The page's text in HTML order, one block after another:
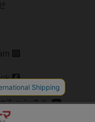
チャンネル